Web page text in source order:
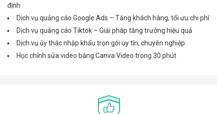
định
Dịch vụ quảng cáo Google Ads – Tăng khách hàng, tối ưu chi phí
Dịch vụ quảng cáo Tiktok – Giải pháp tăng trưởng hiệu quả
Dịch vụ ủy thác nhập khẩu trọn gói uy tín, chuyên nghiệp
Học chỉnh sửa video bằng Canva Video trong 30 phút